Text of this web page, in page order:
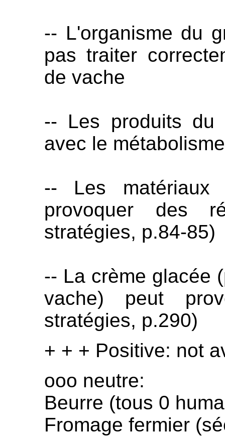
-- L'organisme du
pas traiter
de vache
-- Les produits du
avec le
-- Les matériaux
provoquer des
stratégies, p.84-85)
-- La crème glacée
vache) peut
stratégies, p.290)
+ + + Positive: not
ooo neutre:
Beurre (tous 0
Fromage fermier